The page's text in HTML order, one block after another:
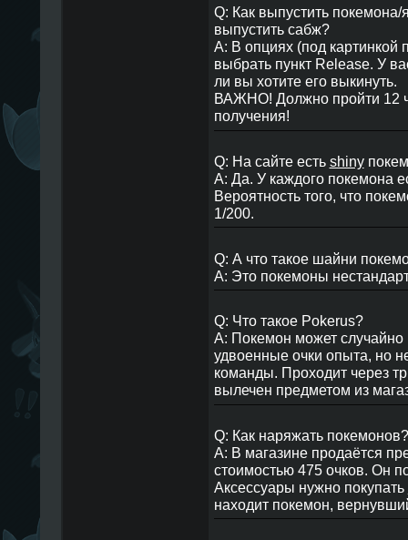
Q: Как выпустить
выпустить сабж?
A: В опциях (под картинкой
выбрать пункт Release. У
ли вы хотите его выкинуть.
ВАЖНО! Должно пройти 12
получения!
Q: На сайте есть shiny
A: Да. У каждого покемона
Вероятность того, что
1/200.
Q: А что такое шайни
A: Это покемоны
Q: Что такое Pokerus?
A: Покемон может случайно
удвоенные очки опыта, но
команды. Проходит через
вылечен предметом из
Q: Как наряжать покемонов?
A: В магазине продаётся
стоимостью 475 очков. Он
Аксессуары нужно покупать
находит покемон,